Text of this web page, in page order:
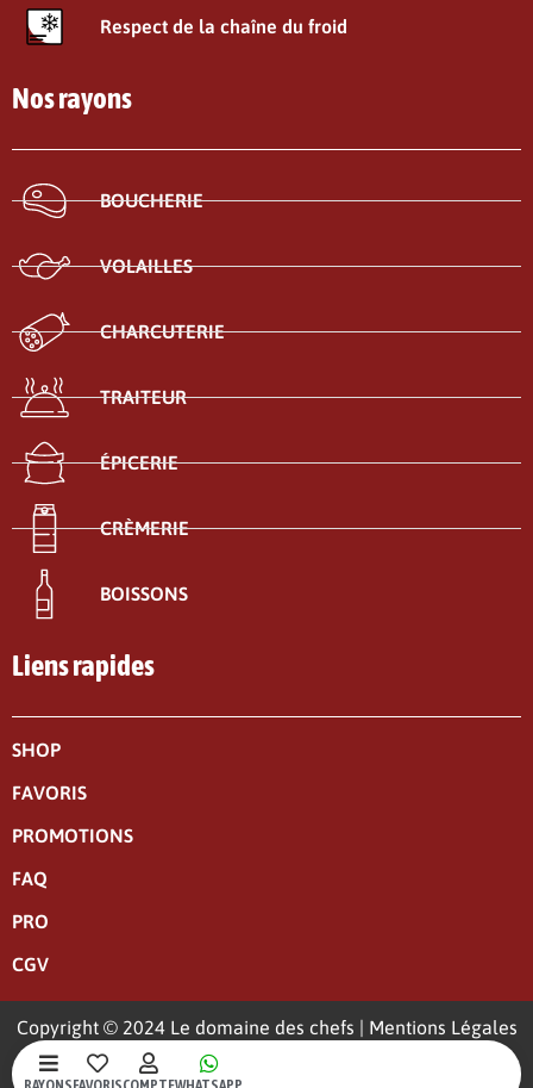
Respect de la chaîne du froid
Nos rayons
BOUCHERIE
VOLAILLES
CHARCUTERIE
TRAITEUR
ÉPICERIE
CRÈMERIE
BOISSONS
Liens rapides
SHOP
FAVORIS
PROMOTIONS
FAQ
PRO
CGV
Copyright © 2024 Le domaine des chefs | Mentions Légales
|
Politique de confidentialité